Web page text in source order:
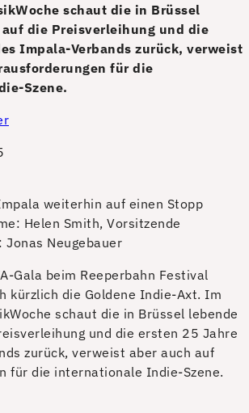
schaut die in Brüssel
die Preisverleihung und die
Impala-Verbands zurück, verweist
für die
Szene.
weiterhin auf einen Stopp
Helen Smith, Vorsitzende
Jonas Neugebauer
Gala beim Reeperbahn Festival
kürzlich die Goldene Indie-Axt. Im
schaut die in Brüssel lebende
und die ersten 25 Jahre
zurück, verweist aber auch auf
für die internationale Indie-Szene.